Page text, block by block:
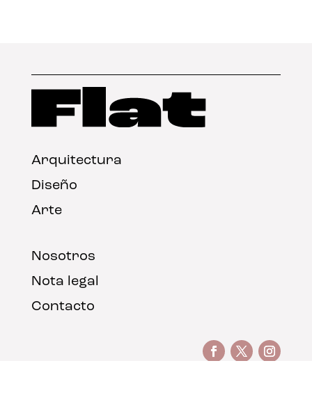
Arquitectura
Diseño
Arte
Nosotros
Nota legal
Contacto